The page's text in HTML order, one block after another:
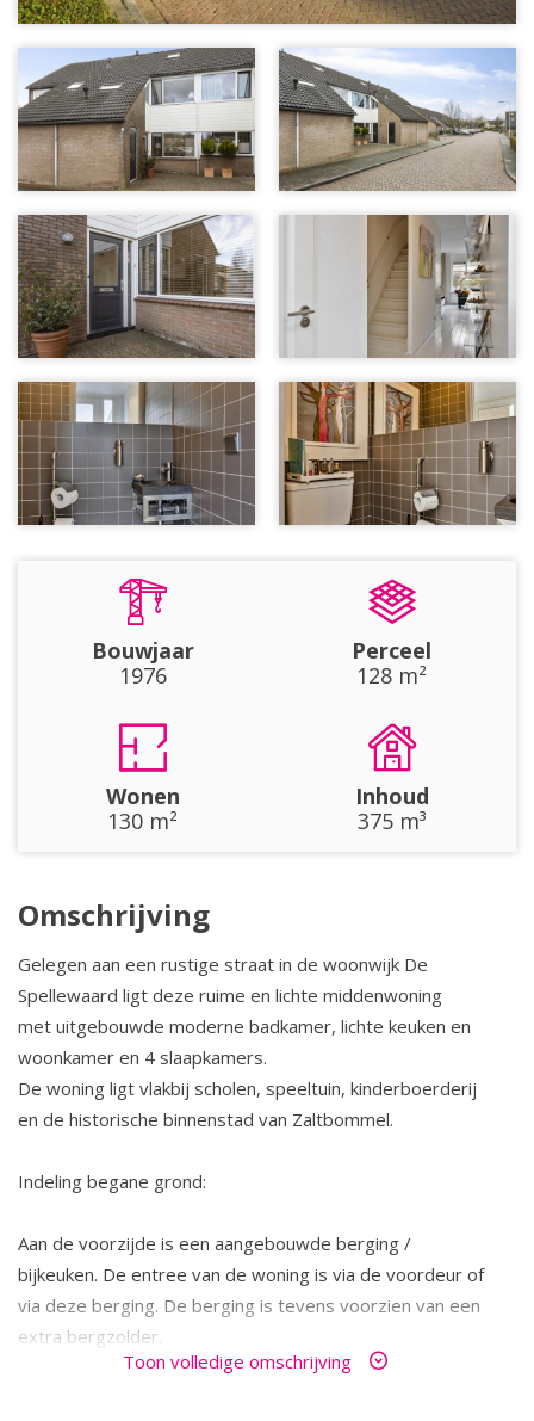
Bouwjaar
1976
Perceel
128 m²
Wonen
130 m²
Inhoud
375 m³
Omschrijving
Gelegen aan een rustige straat in de woonwijk De
Spellewaard ligt deze ruime en lichte middenwoning
met uitgebouwde moderne badkamer, lichte keuken en
woonkamer en 4 slaapkamers.
De woning ligt vlakbij scholen, speeltuin, kinderboerderij
en de historische binnenstad van Zaltbommel.
Indeling begane grond:
Aan de voorzijde is een aangebouwde berging /
bijkeuken. De entree van de woning is via de voordeur of
via deze berging. De berging is tevens voorzien van een
extra bergzolder.
Vanuit de lichte hal met de trapopgang, meterkast en
Toon volledige omschrijving